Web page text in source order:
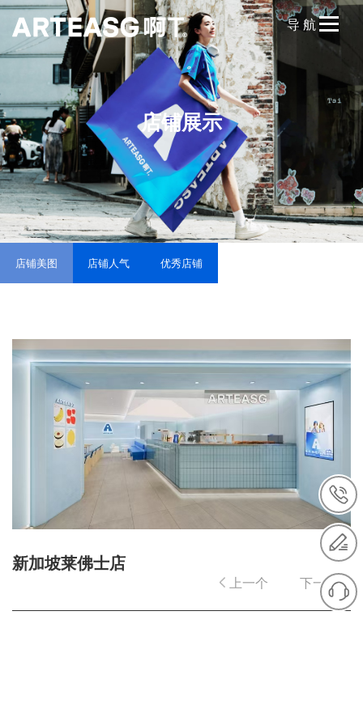
导 航
网站首页
品牌故事
品牌历程
品牌文化
品牌维权
产品展示
饼干茶
鲜果系列
有机奶系列
合作须知
合作流程
合作优势
店铺展示
店铺美图 店铺人气 优秀店铺
新加坡莱佛士店
上一个 下一个